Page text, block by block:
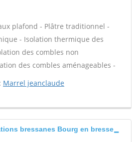
plafond - Plâtre traditionnel -
- Isolation thermique des
des combles non
des combles aménageables -
Marrel jeanclaude
bressanes Bourg en bresse